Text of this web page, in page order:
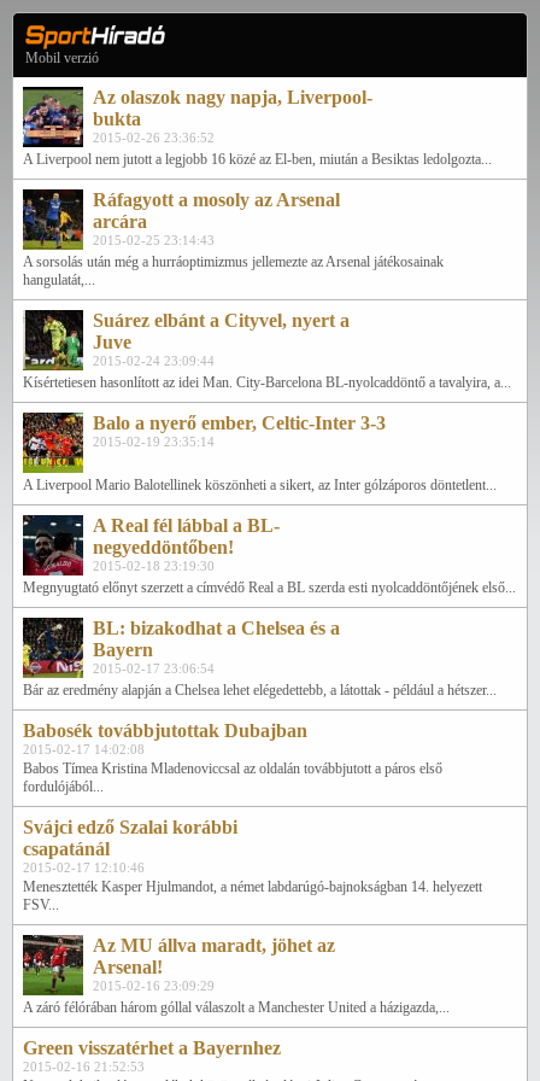
Mobil verzió
Az olaszok nagy napja, Liverpool-
bukta
2015-02-26 23:36:52
A Liverpool nem jutott a legjobb 16 közé az El-ben, miután a Besiktas ledolgozta...
Ráfagyott a mosoly az Arsenal
arcára
2015-02-25 23:14:43
A sorsolás után még a hurráoptimizmus jellemezte az Arsenal játékosainak
hangulatát,...
Suárez elbánt a Cityvel, nyert a
Juve
2015-02-24 23:09:44
Kísértetiesen hasonlított az idei Man. City-Barcelona BL-nyolcaddöntő a tavalyira, a...
Balo a nyerő ember, Celtic-Inter 3-3
2015-02-19 23:35:14
A Liverpool Mario Balotellinek köszönheti a sikert, az Inter gólzáporos döntetlent...
A Real fél lábbal a BL-
negyeddöntőben!
2015-02-18 23:19:30
Megnyugtató előnyt szerzett a címvédő Real a BL szerda esti nyolcaddöntőjének első...
BL: bizakodhat a Chelsea és a
Bayern
2015-02-17 23:06:54
Bár az eredmény alapján a Chelsea lehet elégedettebb, a látottak - például a hétszer...
Babosék továbbjutottak Dubajban
2015-02-17 14:02:08
Babos Tímea Kristina Mladenoviccsal az oldalán továbbjutott a páros első
fordulójából...
Svájci edző Szalai korábbi
csapatánál
2015-02-17 12:10:46
Menesztették Kasper Hjulmandot, a német labdarúgó-bajnokságban 14. helyezett
FSV...
Az MU állva maradt, jöhet az
Arsenal!
2015-02-16 23:09:29
A záró félórában három góllal válaszolt a Manchester United a házigazda,...
Green visszatérhet a Bayernhez
2015-02-16 21:52:53